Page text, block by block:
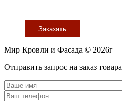
Заказать
Мир Кровли и Фасада © 2026г
Прокрутить
Отправить запрос на заказ товара